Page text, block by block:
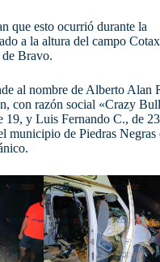
que esto ocurrió durante la
a la altura del campo
Bravo.
al nombre de Alberto Alan
con razón social «Crazy
19, y Luis Fernando C., de
municipio de Piedras Negras